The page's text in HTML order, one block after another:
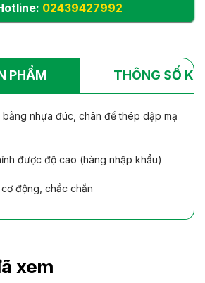
02439427992
PHẨM THÔNG SỐ
bằng nhựa đúc, chân đế thép dập mạ
được độ cao (hàng nhập khẩu)
động, chắc chắn
xem